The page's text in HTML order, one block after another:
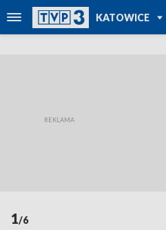
KATOWICE
TVP REGIONY
1/6